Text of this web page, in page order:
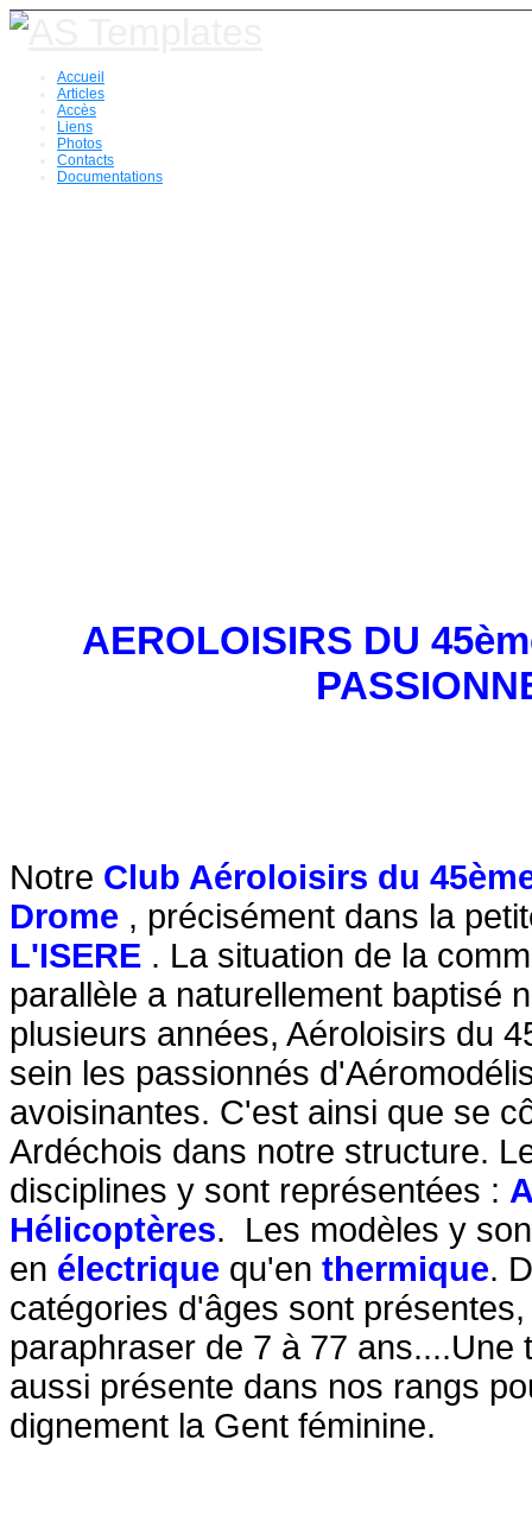
Accueil
Articles
Accès
Liens
Photos
Contacts
Documentations
AEROLOISIRS DU
Notre Club Aéroloisirs du
Drome , précisément dans la
L'ISERE . La situation de la
parallèle a naturellement baptisé
plusieurs années, Aéroloisirs du
sein les passionnés
avoisinantes. C'est ainsi que se
Ardéchois dans notre structure.
disciplines y sont représentées :
Hélicoptères. Les modèles y
en électrique qu'en thermique.
catégories d'âges sont
paraphraser de 7 à 77 ans....Une
aussi présente dans nos rangs
dignement la Gent féminine.